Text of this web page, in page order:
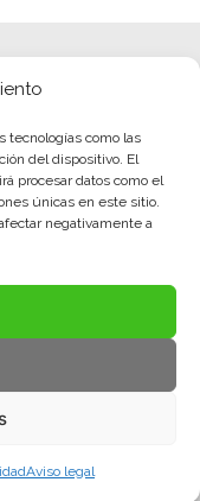
tecnologías como las
del dispositivo. El
procesar datos como el
únicas en este sitio.
negativamente a
Aviso legal